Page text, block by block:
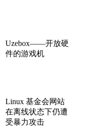
Uzebox——开放硬
件的游戏机
Linux 基金会网站
在离线状态下仍遭
受暴力攻击